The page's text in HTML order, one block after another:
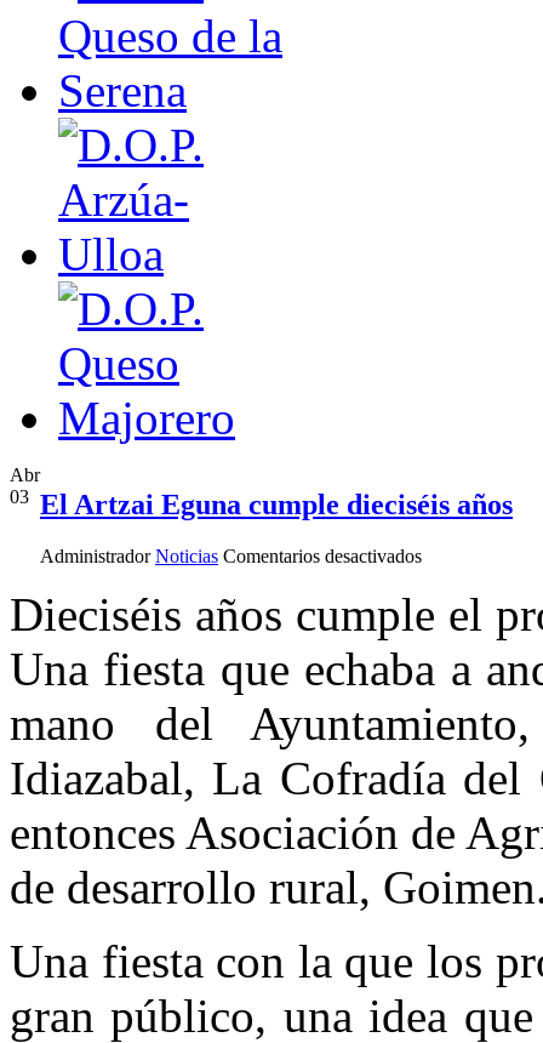
Abr
03 El Artzai Eguna cumple dieciséis años
Administrador Noticias Comentarios desactivadosen
Eguna
dieciséis
años
Dieciséis años cumple el
Una fiesta que echaba a
mano del
Idiazabal, La Cofradía
entonces Asociación de
de desarrollo rural,
Una fiesta con la que los
gran público, una idea